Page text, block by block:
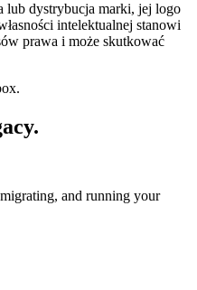
lub dystrybucja marki, jej logo
intelektualnej stanowi
prawa i może skutkować
and running your